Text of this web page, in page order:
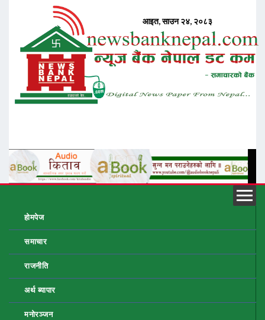
होमपेज
समाचार
राजनीति
अर्थ ब्यापार
मनोरञ्जन